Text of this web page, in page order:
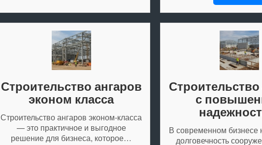
Строительство ангаров
эконом класса
Строительство ангаров эконом-класса
— это практичное и выгодное
решение для бизнеса, которое…
Строительство
с
В современном бизнесе
долговечность